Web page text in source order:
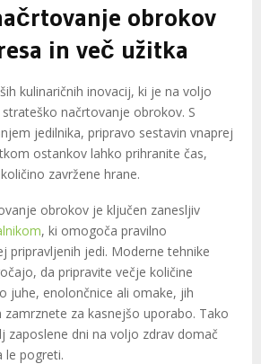
obrokov
in več užitka
kulinaričnih inovacij, ki je na voljo
načrtovanje obrokov. S
jedilnika, pripravo sestavin vnaprej
ostankov lahko prihranite čas,
zavržene hrane.
obrokov je ključen zanesljiv
, ki omogoča pravilno
pripravljenih jedi. Moderne tehnike
da pripravite večje količine
juhe, enolončnice ali omake, jih
zamrznete za kasnejšo uporabo. Tako
zaposlene dni na voljo zdrav domač
le pogreti.